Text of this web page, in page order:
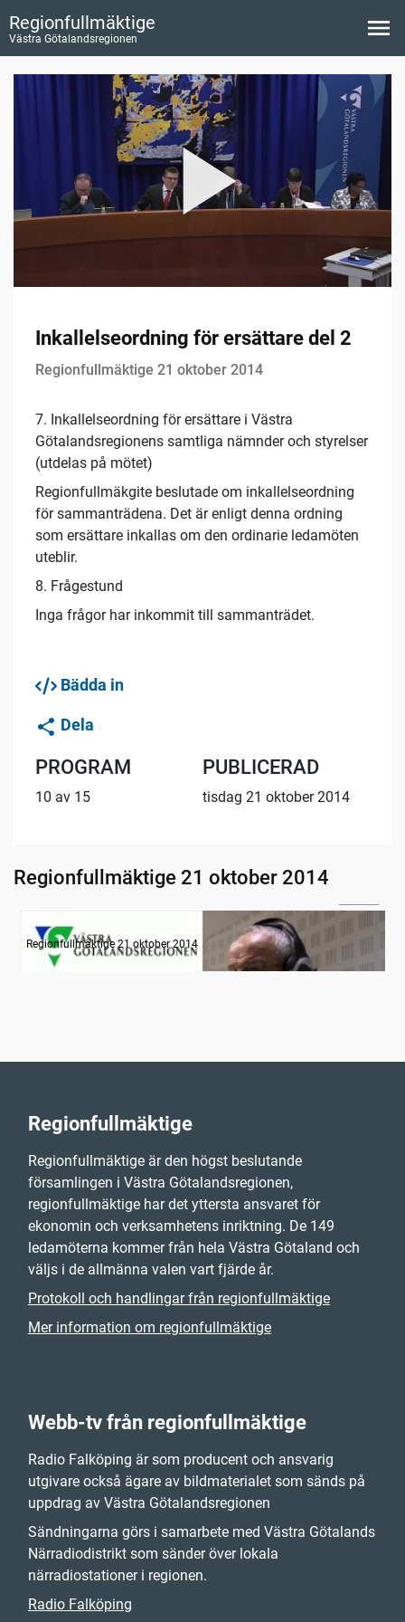
Regionfullmäktige
Västra Götalandsregionen
Inkallelseordning för ersättare del 2
Regionfullmäktige 21 oktober 2014
7. Inkallelseordning för ersättare i Västra
Götalandsregionens samtliga nämnder och styrelser
(utdelas på mötet)
Regionfullmäkgite beslutade om inkallelseordning
för sammanträdena. Det är enligt denna ordning
som ersättare inkallas om den ordinarie ledamöten
uteblir.
8. Frågestund
Inga frågor har inkommit till sammanträdet.
Bädda in
Dela
PROGRAM
10 av 15
PUBLICERAD
tisdag 21 oktober 2014
Regionfullmäktige 21 oktober 2014
Radion informerar
Regionfullmäktige 21 oktober 2014
Regionfullmäktige
Regionfullmäktige är den högst beslutande
församlingen i Västra Götalandsregionen,
regionfullmäktige har det yttersta ansvaret för
ekonomin och verksamhetens inriktning. De 149
ledamöterna kommer från hela Västra Götaland och
väljs i de allmänna valen vart fjärde år.
Protokoll och handlingar från regionfullmäktige
Mer information om regionfullmäktige
Webb-tv från regionfullmäktige
Radio Falköping är som producent och ansvarig
utgivare också ägare av bildmaterialet som sänds på
uppdrag av Västra Götalandsregionen
Sändningarna görs i samarbete med Västra Götalands
Närradiodistrikt som sänder över lokala
närradiostationer i regionen.
Radio Falköping